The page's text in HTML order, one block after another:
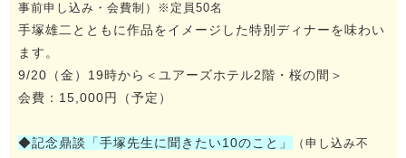
事前申し込み・会費制）※定員50名
手塚雄二とともに作品をイメージした特別ディナーを味わい
ます。
9/20（金）19時から＜ユアーズホテル2階・桜の間＞
会費：15,000円（予定）
◆記念鼎談「手塚先生に聞きたい10のこと」
（申し込み不